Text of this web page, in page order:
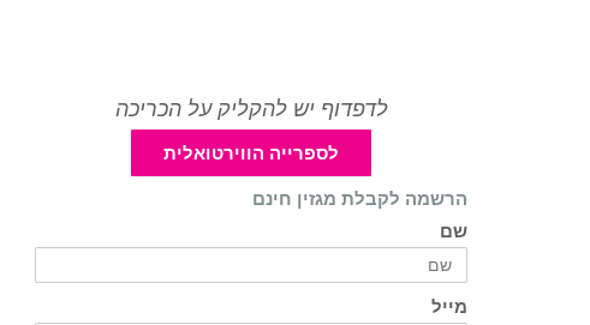
לדפדוף יש להקליק על הכריכה
לספרייה הווירטואלית
הרשמה לקבלת מגזין חינם
שם
מייל